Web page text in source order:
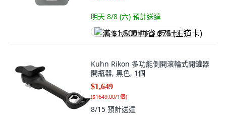
明天 8/8 (六) 預計送達
满 $1,500 再省 $75 (王道卡)
Kuhn Rikon 多功能側開滾輪式開罐器
開瓶器, 黑色, 1個
$1,649
($1649.00/1個)
8/15 預計送達